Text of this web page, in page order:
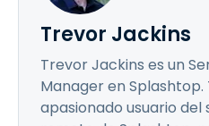
Trevor Jackins
Trevor Jackins es un
Manager en Splashtop.
apasionado usuario